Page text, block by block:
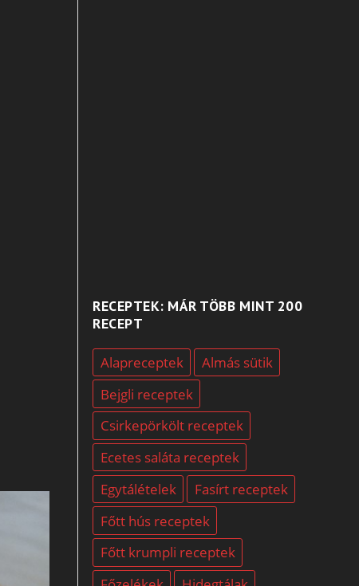
RECEPTEK: MÁR TÖBB MINT 200
RECEPT
Alapreceptek
Almás sütik
Bejgli receptek
Csirkepörkölt receptek
Ecetes saláta receptek
Egytálételek
Fasírt receptek
Főtt hús receptek
Főtt krumpli receptek